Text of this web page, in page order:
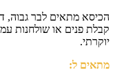
מתאים לבר גבוה,
פנים או שולחנות
ל: